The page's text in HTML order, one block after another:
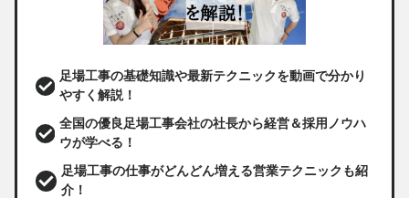
足場工事の基礎知識や最新テクニックを動画で分かり
やすく解説！
全国の優良足場工事会社の社長から経営＆採用ノウハ
ウが学べる！
足場工事の仕事がどんどん増える営業テクニックも紹
介！